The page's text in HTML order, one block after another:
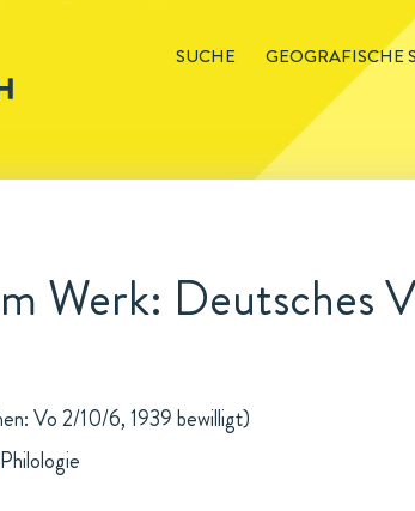
SUCHE GEOGRAFISCHE
Werk: Deutsches
Vo 2/10/6, 1939 bewilligt)